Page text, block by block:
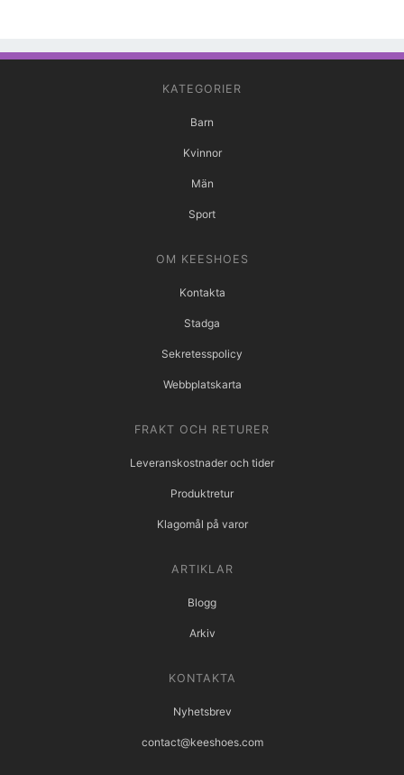
KATEGORIER
Barn
Kvinnor
Män
Sport
OM KEESHOES
Kontakta
Stadga
Sekretesspolicy
Webbplatskarta
FRAKT OCH RETURER
Leveranskostnader och tider
Produktretur
Klagomål på varor
ARTIKLAR
Blogg
Arkiv
KONTAKTA
Nyhetsbrev
contact@keeshoes.com